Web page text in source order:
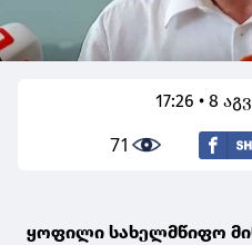
17:26 • 8
71
ყოფილი სახელმწიფო